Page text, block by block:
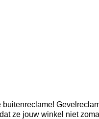
ze jouw winkel niet